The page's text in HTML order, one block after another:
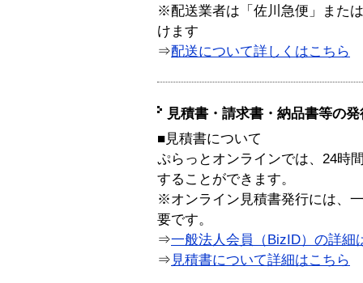
※配送業者は「佐川急便」また
けます
⇒配送について詳しくはこちら
見積書・請求書・納品書等の
■見積書について
ぷらっとオンラインでは、24時
することができます。
※オンライン見積書発行には、
要です。
⇒一般法人会員（BizID）の詳細
⇒ 見積書について詳細はこちら